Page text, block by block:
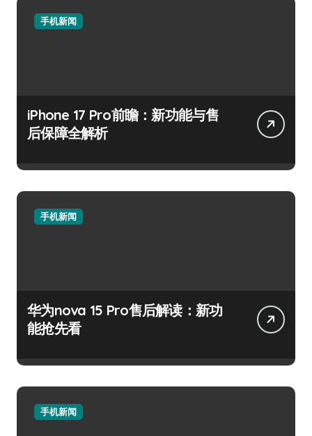
手机新闻
iPhone 17 Pro前瞻：新功能与售
后保障全解析
手机新闻
华为nova 15 Pro售后解读：新功
能抢先看
手机新闻